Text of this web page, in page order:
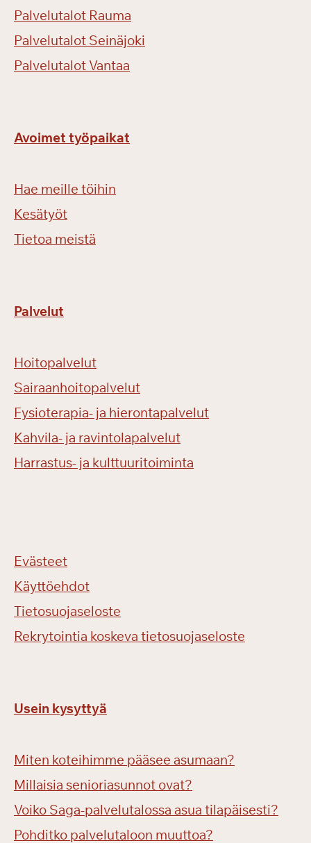
Palvelutalot Rauma
Palvelutalot Seinäjoki
Palvelutalot Vantaa
Avoimet työpaikat
Hae meille töihin
Kesätyöt
Tietoa meistä
Palvelut
Hoitopalvelut
Sairaanhoitopalvelut
Fysioterapia- ja hierontapalvelut
Kahvila- ja ravintolapalvelut
Harrastus- ja kulttuuritoiminta
Evästeet
Käyttöehdot
Tietosuojaseloste
Rekrytointia koskeva tietosuojaseloste
Usein kysyttyä
Miten koteihimme pääsee asumaan?
Millaisia senioriasunnot ovat?
Voiko Saga-palvelutalossa asua tilapäisesti?
Pohditko palvelutaloon muuttoa?